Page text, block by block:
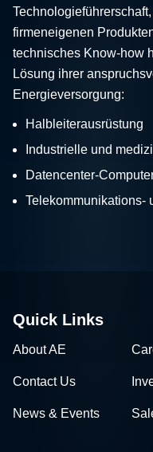
firmeneigenen
technisches Know-how
Lösung ihrer
Energieversorgung:
Halbleiterausrüstung
Industrielle und
Datencenter-
Telekommunikations-
Quick Links
About AE
Contact Us
News & Events